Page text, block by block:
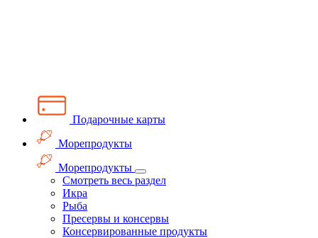
Подарочные карты
Морепродукты
Морепродукты
Смотреть весь раздел
Икра
Рыба
Пресервы и консервы
Консервированные продукты